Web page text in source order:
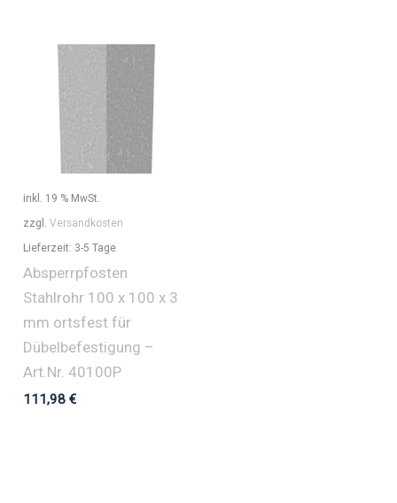
inkl. 19 % MwSt.
zzgl.Versandkosten
Lieferzeit: 3-5 Tage
Absperrpfosten
Stahlrohr 100 x 100 x 3
mm ortsfest für
Dübelbefestigung –
Art.Nr. 40100P
111,98€